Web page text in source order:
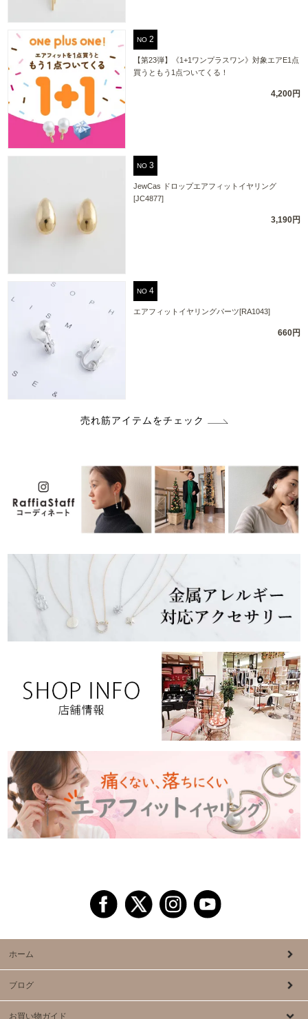
NO
【第23弾】《1+1ワンプラスワン》対象エアE1点
買うともう1点ついてくる！
4,200円
NO
JewCas ドロップエアフィットイヤリング
[JC4877]
3,190円
NO
エアフィットイヤリングパーツ[RA1043]
660円
売れ筋アイテムをチェック
ホーム
ブログ
お買い物ガイド